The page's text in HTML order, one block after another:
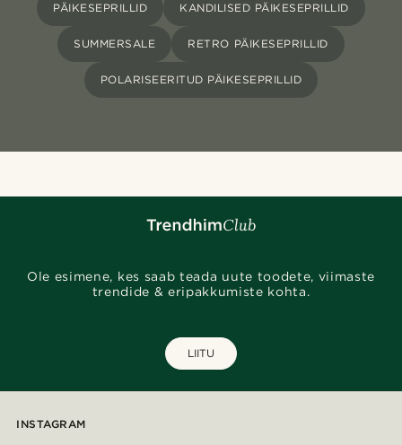
PÄIKESEPRILLID KANDILISED PÄIKESEPRILLID
SUMMERSALE RETRO PÄIKESEPRILLID
POLARISEERITUD PÄIKESEPRILLID
Ole esimene, kes saab teada uute toodete, viimaste
trendide & eripakkumiste kohta.
LIITU
INSTAGRAM